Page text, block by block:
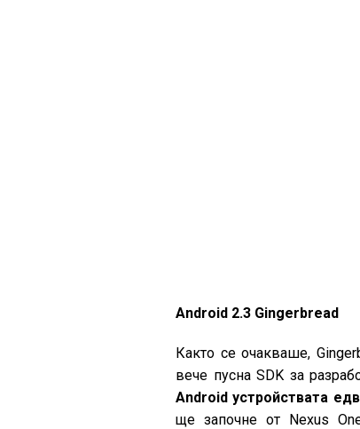
Android 2.3 Gingerbread
Както се очакваше,
вече пусна SDK за
Android устройствата
ще започне от Nexus